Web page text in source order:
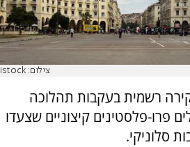
צילום: istock
רשמית בעקבות תהלוכה
פרו-פלסטינים קיצוניים שצעדו
סלוניקי.